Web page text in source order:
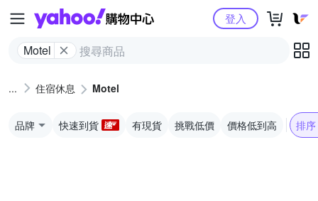
Yahoo購物中心
Motel
登入
住宿休息 Motel
品牌 快速到貨 有現貨 挑戰低價 價格低到高 排序